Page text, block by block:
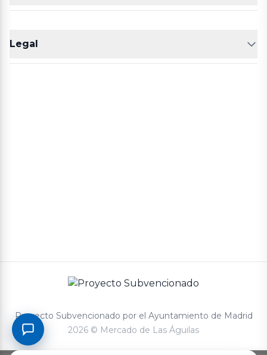
FRUTERÍAS
POLLERÍA
CHARCUTERIA
Legal
Aviso legal
Proyecto Subvencionado por el Ayuntamiento de Madrid
2026 © Mercado de Las Águilas